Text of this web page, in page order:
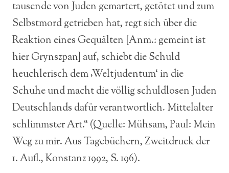
tausende von Juden gemartert, getötet und zum
Selbstmord getrieben hat, regt sich über die
Reaktion eines Gequälten [Anm.: gemeint ist
hier Grynszpan] auf, schiebt die Schuld
heuchlerisch dem ‚Weltjudentum‘ in die
Schuhe und macht die völlig schuldlosen Juden
Deutschlands dafür verantwortlich. Mittelalter
schlimmster Art.“ (Quelle: Mühsam, Paul: Mein
Weg zu mir. Aus Tagebüchern, Zweitdruck der
1. Aufl., Konstanz 1992, S. 196).